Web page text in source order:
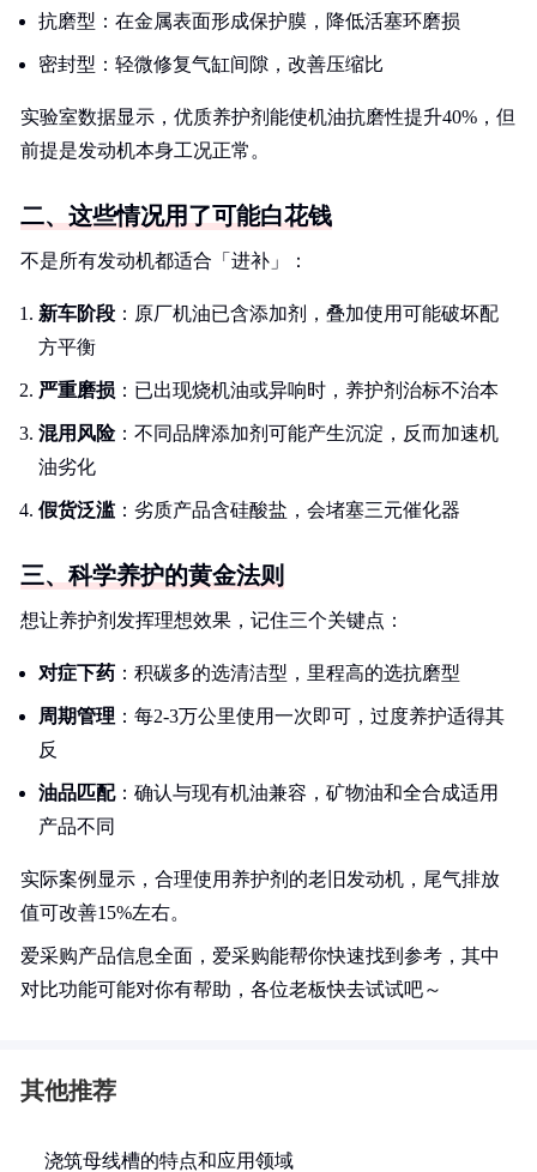
抗磨型：在金属表面形成保护膜，降低活塞环磨损
密封型：轻微修复气缸间隙，改善压缩比
实验室数据显示，优质养护剂能使机油抗磨性提升40%，但
前提是发动机本身工况正常。
二、这些情况用了可能白花钱
不是所有发动机都适合「进补」：
新车阶段 ：原厂机油已含添加剂，叠加使用可能破坏配
方平衡
严重磨损 ：已出现烧机油或异响时，养护剂治标不治本
混用风险：不同品牌添加剂可能产生沉淀，反而加速机
油劣化
假货泛滥 ：劣质产品含硅酸盐，会堵塞三元催化器
三、科学养护的黄金法则
想让养护剂发挥理想效果，记住三个关键点：
对症下药 ：积碳多的选清洁型，里程高的选抗磨型
周期管理 ：每2-3万公里使用一次即可，过度养护适得其
反
油品匹配：确认与现有机油兼容，矿物油和全合成适用
产品不同
实际案例显示，合理使用养护剂的老旧发动机，尾气排放
值可改善15%左右。
爱采购产品信息全面，爱采购能帮你快速找到参考，其中
对比功能可能对你有帮助，各位老板快去试试吧～
其他推荐
浇筑母线槽的特点和应用领域